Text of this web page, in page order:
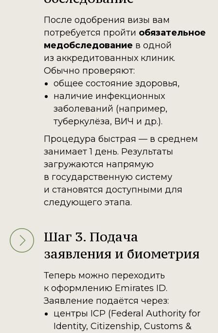
После одобрения визы вам
потребуется пройти обязательное
медобследование в одной
из аккредитованных клиник.
Обычно проверяют:
общее состояние здоровья,
наличие инфекционных
заболеваний (например,
туберкулёза, ВИЧ и др.).
Процедура быстрая — в среднем
занимает 1 день. Результаты
загружаются напрямую
в государственную систему
и становятся доступными для
следующего этапа.
Шаг 3. Подача
заявления и биометрия
Теперь можно переходить
к оформлению Emirates ID.
Заявление подаётся через:
центры ICP (Federal Authority for
Identity, Citizenship, Customs &